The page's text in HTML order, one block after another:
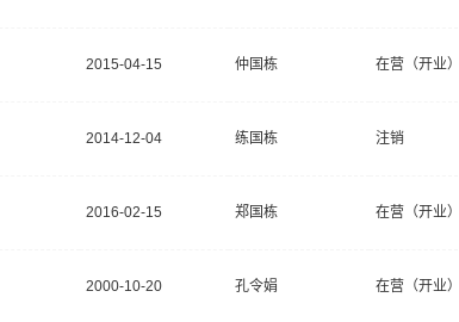
2015-04-15 仲国栋 在营（开业）
2014-12-04 练国栋 注销
2016-02-15 郑国栋 在营（开业）
2000-10-20 孔令娟 在营（开业）